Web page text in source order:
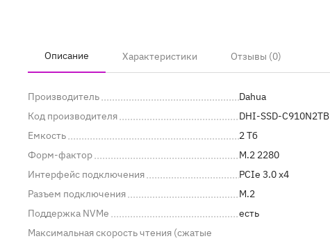
Описание Характеристики Отзывы (0)
Производитель
Dahua
Код производителя
DHI-SSD-C910N2TB
Емкость
2 Тб
Форм-фактор
M.2 2280
Интерфейс подключения
PCIe 3.0 x4
Разъем подключения
M.2
Поддержка NVMe
есть
Максимальная скорость чтения (сжатые